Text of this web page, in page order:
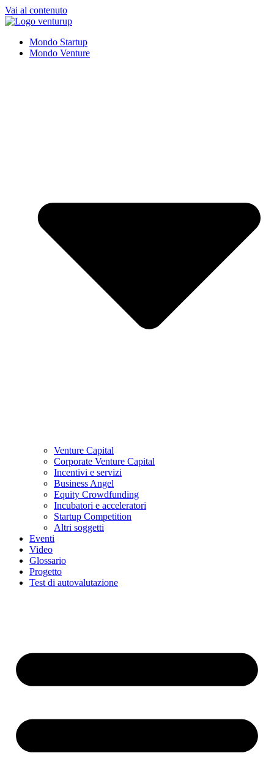
Vai al contenuto
Mondo Startup
Mondo Venture
Venture Capital
Corporate Venture Capital
Incentivi e servizi
Business Angel
Equity Crowdfunding
Incubatori e acceleratori
Startup Competition
Altri soggetti
Eventi
Video
Glossario
Progetto
Test di autovalutazione